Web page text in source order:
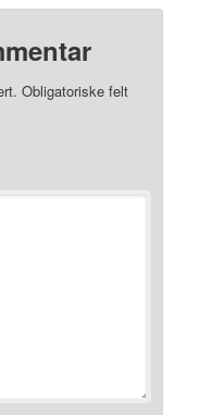
Obligatoriske felt